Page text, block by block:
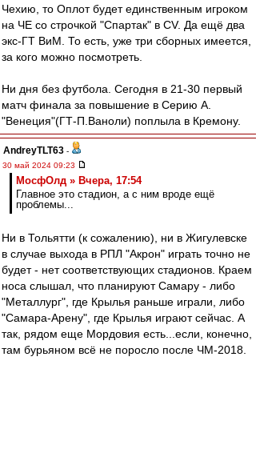
Чехию, то Оплот будет единственным игроком
на ЧЕ со строчкой "Спартак" в CV. Да ещё два
экс-ГТ ВиМ. То есть, уже три сборных имеется,
за кого можно посмотреть.
Ни дня без футбола. Сегодня в 21-30 первый
матч финала за повышение в Серию А.
"Венеция"(ГТ-П.Ваноли) поплыла в Кремону.
AndreyTLT63 -
30 май 2024 09:23
МосфОлд » Вчера, 17:54
Главное это стадион, а с ним вроде ещё
проблемы...
Ни в Тольятти (к сожалению), ни в Жигулевске
в случае выхода в РПЛ "Акрон" играть точно не
будет - нет соответствующих стадионов. Краем
носа слышал, что планируют Самару - либо
"Металлург", где Крылья раньше играли, либо
"Самара-Арену", где Крылья играют сейчас. А
так, рядом еще Мордовия есть...если, конечно,
там бурьяном всё не поросло после ЧМ-2018.